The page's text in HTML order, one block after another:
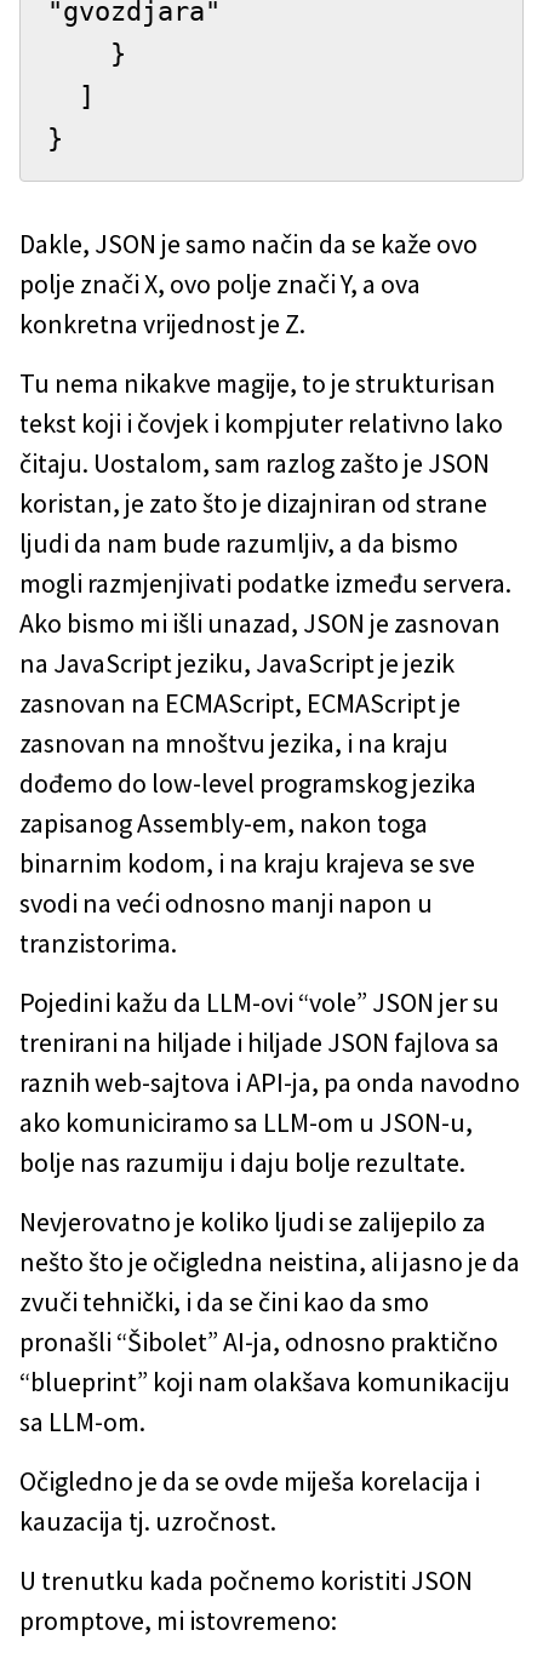
"gvozdjara"
}
Dakle, JSON je samo način da se kaže ovo
polje znači X, ovo polje znači Y, a ova
konkretna vrijednost je Z.
Tu nema nikakve magije, to je strukturisan
tekst koji i čovjek i kompjuter relativno lako
čitaju. Uostalom, sam razlog zašto je JSON
koristan, je zato što je dizajniran od strane
ljudi da nam bude razumljiv, a da bismo
mogli razmjenjivati podatke između servera.
Ako bismo mi išli unazad, JSON je zasnovan
na JavaScript jeziku, JavaScript je jezik
zasnovan na ECMAScript, ECMAScript je
zasnovan na mnoštvu jezika, i na kraju
dođemo do low-level programskog jezika
zapisanog Assembly-em, nakon toga
binarnim kodom, i na kraju krajeva se sve
svodi na veći odnosno manji napon u
tranzistorima.
Pojedini kažu da LLM-ovi “vole” JSON jer su
trenirani na hiljade i hiljade JSON fajlova sa
raznih web-sajtova i API-ja, pa onda navodno
ako komuniciramo sa LLM-om u JSON-u,
bolje nas razumiju i daju bolje rezultate.
Nevjerovatno je koliko ljudi se zalijepilo za
nešto što je očigledna neistina, ali jasno je da
zvuči tehnički, i da se čini kao da smo
pronašli “Šibolet” AI-ja, odnosno praktično
“blueprint” koji nam olakšava komunikaciju
sa LLM-om.
Očigledno je da se ovde miješa korelacija i
kauzacija tj. uzročnost.
U trenutku kada počnemo koristiti JSON
promptove, mi istovremeno: